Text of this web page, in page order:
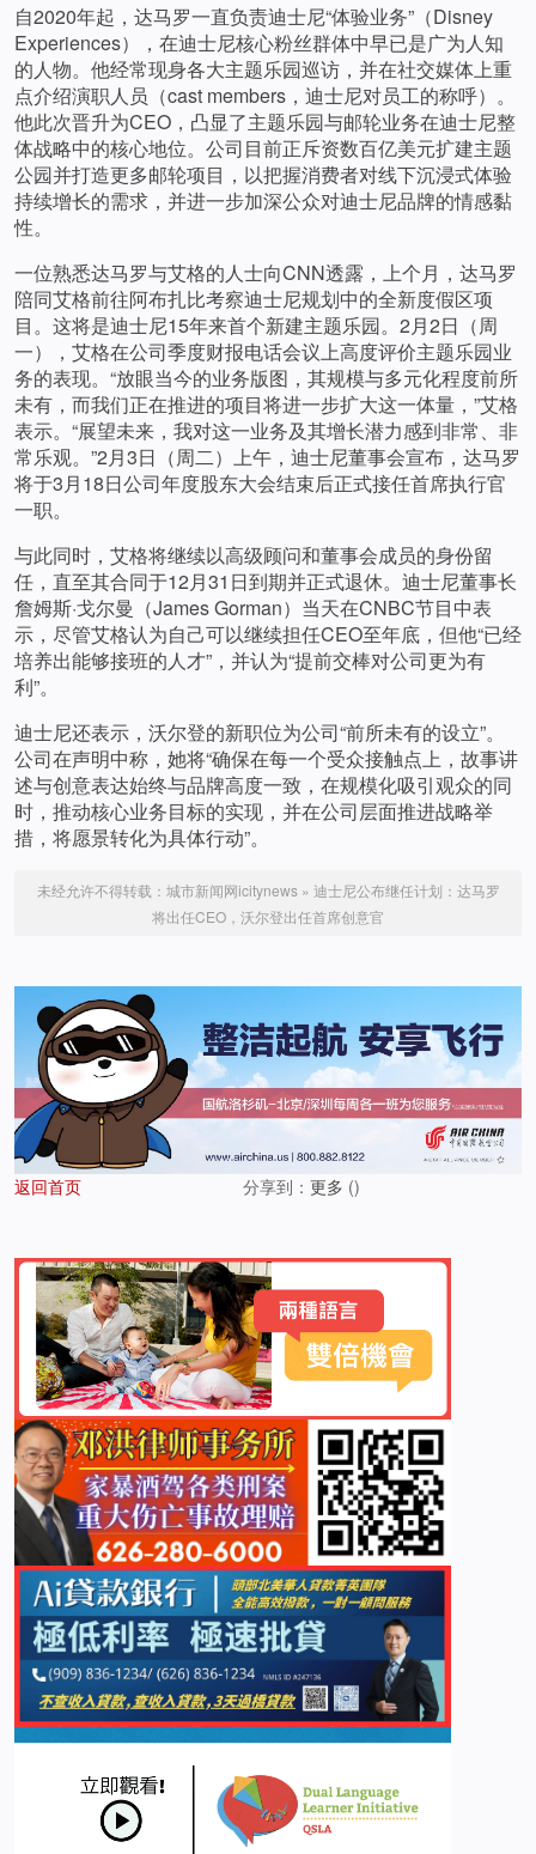
自2020年起，达马罗一直负责迪士尼“体验业务”（Disney
Experiences），在迪士尼核心粉丝群体中早已是广为人知
的人物。他经常现身各大主题乐园巡访，并在社交媒体上重
点介绍演职人员（cast members，迪士尼对员工的称呼）。
他此次晋升为CEO，凸显了主题乐园与邮轮业务在迪士尼整
体战略中的核心地位。公司目前正斥资数百亿美元扩建主题
公园并打造更多邮轮项目，以把握消费者对线下沉浸式体验
持续增长的需求，并进一步加深公众对迪士尼品牌的情感黏
性。
一位熟悉达马罗与艾格的人士向CNN透露，上个月，达马罗
陪同艾格前往阿布扎比考察迪士尼规划中的全新度假区项
目。这将是迪士尼15年来首个新建主题乐园。2月2日（周
一），艾格在公司季度财报电话会议上高度评价主题乐园业
务的表现。“放眼当今的业务版图，其规模与多元化程度前所
未有，而我们正在推进的项目将进一步扩大这一体量，”艾格
表示。“展望未来，我对这一业务及其增长潜力感到非常、非
常乐观。”2月3日（周二）上午，迪士尼董事会宣布，达马罗
将于3月18日公司年度股东大会结束后正式接任首席执行官
一职。
与此同时，艾格将继续以高级顾问和董事会成员的身份留
任，直至其合同于12月31日到期并正式退休。迪士尼董事长
詹姆斯·戈尔曼（James Gorman）当天在CNBC节目中表
示，尽管艾格认为自己可以继续担任CEO至年底，但他“已经
培养出能够接班的人才”，并认为“提前交棒对公司更为有
利”。
迪士尼还表示，沃尔登的新职位为公司“前所未有的设立”。
公司在声明中称，她将“确保在每一个受众接触点上，故事讲
述与创意表达始终与品牌高度一致，在规模化吸引观众的同
时，推动核心业务目标的实现，并在公司层面推进战略举
措，将愿景转化为具体行动”。
未经允许不得转载： 城市新闻网icitynews» 迪士尼公布继任计划：达马罗
将出任CEO，沃尔登出任首席创意官
返回首页 分享到： 更多 ()